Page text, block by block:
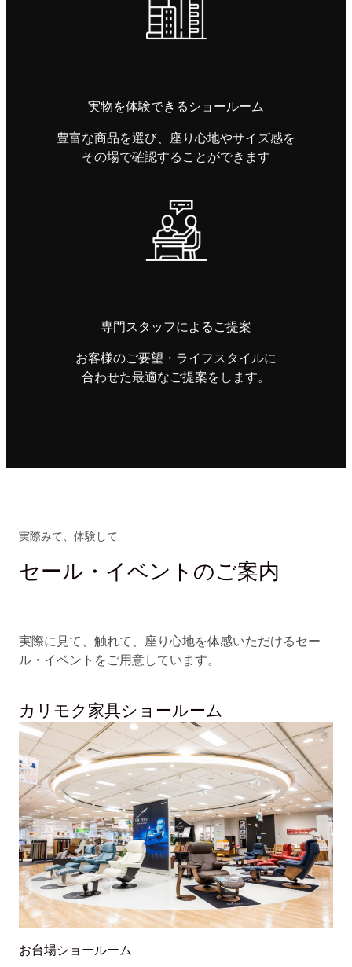
実物を体験できるショールーム
豊富な商品を選び、座り心地やサイズ感を
その場で確認することができます
専門スタッフによるご提案
お客様のご要望・ライフスタイルに
合わせた最適なご提案をします。
実際みて、体験して
セール・イベントのご案内
実際に見て、触れて、座り心地を体感いただけるセー
ル・イベントをご用意しています。
カリモク家具ショールーム
お台場ショールーム